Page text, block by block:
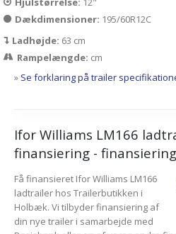
Dækdimensioner: 195/60R12C
Ladhøjde: 63 cm
Rampelængde: cm
» Se forklaring på trailer
Ifor Williams LM166
finansiering -
Få finansieret Ifor Williams LM166
ladtrailer hos Trailerbutikken i
Holbæk. Vi tilbyder finansiering af
din nye trailer i samarbejde med